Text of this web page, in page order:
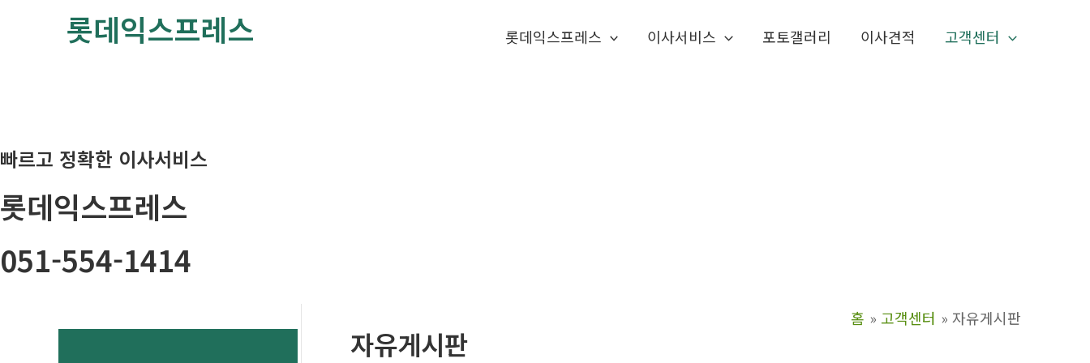
뛰
롯데익스프레스 롯데익스프레스 이사서비스 포토갤러리 이사견적 고객센터
빠르고 정확한 이사서비스
롯데익스프레스
051-554-1414
홈 고객센터 자유게시판
자유게시판